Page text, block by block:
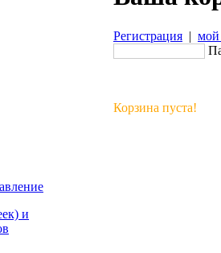
и
Регистрация | мой
Корзина пуста!